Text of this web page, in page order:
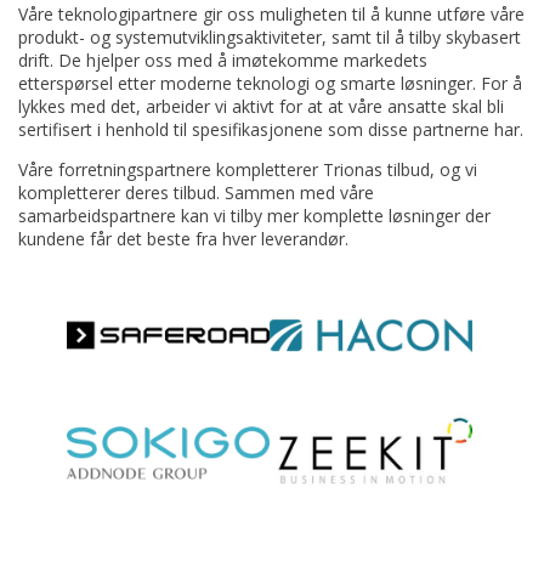
Våre teknologipartnere gir oss muligheten til å kunne utføre våre
produkt- og systemutviklingsaktiviteter, samt til å tilby skybasert
drift. De hjelper oss med å imøtekomme markedets
etterspørsel etter moderne teknologi og smarte løsninger. For å
lykkes med det, arbeider vi aktivt for at at våre ansatte skal bli
sertifisert i henhold til spesifikasjonene som disse partnerne har.
Våre forretningspartnere kompletterer Trionas tilbud, og vi
kompletterer deres tilbud. Sammen med våre
samarbeidspartnere kan vi tilby mer komplette løsninger der
kundene får det beste fra hver leverandør.